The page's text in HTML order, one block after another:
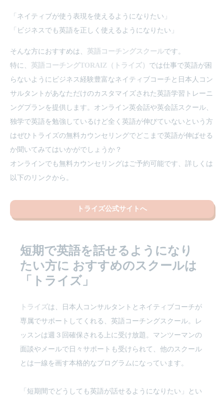
「ネイティブが使う表現を使えるようになりたい」
「ビジネスでも英語を正しく使えるようになりたい」
そんな方におすすめは、 英語コーチングスクールです。
特に、 英語コーチングTORAIZ（トライズ） では仕事で英語が困
らないようにビジネス経験豊富なネイティブコーチと日本人コン
サルタントがあなただけのカスタマイズされた英語学習トレーニ
ングプランを提供します。オンライン英会話や英会話スクール、
独学で英語を勉強しているけど全く英語が伸びていないという方
はぜひトライズの無料カウンセリングでどこまで英語が伸ばせる
か聞いてみてはいかがでしょうか？
オンラインでも無料カウンセリングはご予約可能です、詳しくは
以下のリンクから。
トライズ公式サイトへ
短期で英語を話せるようになり
たい方に おすすめのスクールは
「トライズ」
トライズは、日本人コンサルタントとネイティブコーチが
専属でサポートしてくれる、英語コーチングスクール。レ
ッスンは週３回確保される上に受け放題。マンツーマンの
面談やメールで日々サポートも受けられて、他のスクール
とは一線を画す本格的なプログラムになっています。
「短期間でどうしても英語が話せるようになりたい」とい